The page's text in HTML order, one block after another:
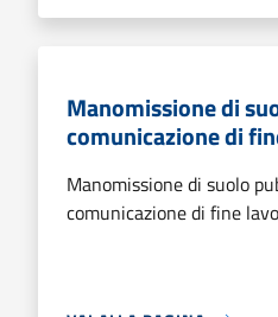
Manomissione di
comunicazione di
Manomissione di suolo
comunicazione di fine